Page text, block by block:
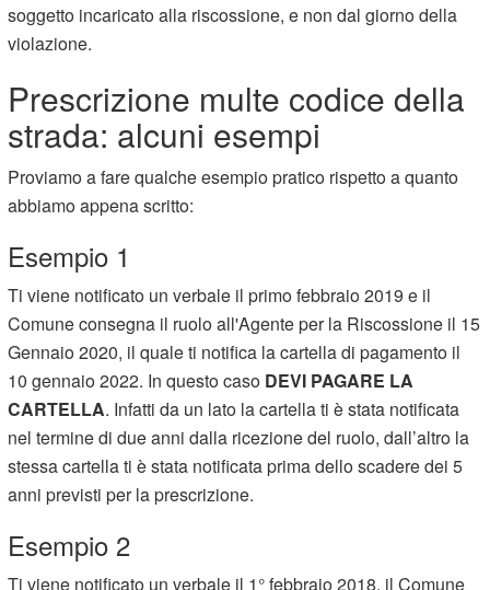
soggetto incaricato alla riscossione, e non dal giorno della
violazione.
Prescrizione multe codice della
strada: alcuni esempi
Proviamo a fare qualche esempio pratico rispetto a quanto
abbiamo appena scritto:
Esempio 1
Ti viene notificato un verbale il primo febbraio 2019 e il
Comune consegna il ruolo all'Agente per la Riscossione il 15
Gennaio 2020, il quale ti notifica la cartella di pagamento il
10 gennaio 2022. In questo caso DEVI PAGARE LA
CARTELLA. Infatti da un lato la cartella ti è stata notificata
nel termine di due anni dalla ricezione del ruolo, dall’altro la
stessa cartella ti è stata notificata prima dello scadere dei 5
anni previsti per la prescrizione.
Esempio 2
Ti viene notificato un verbale il 1° febbraio 2018, il Comune